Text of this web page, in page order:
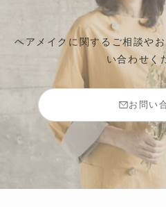
ヘアメイクに関するご相談や
い合わせく
お問い